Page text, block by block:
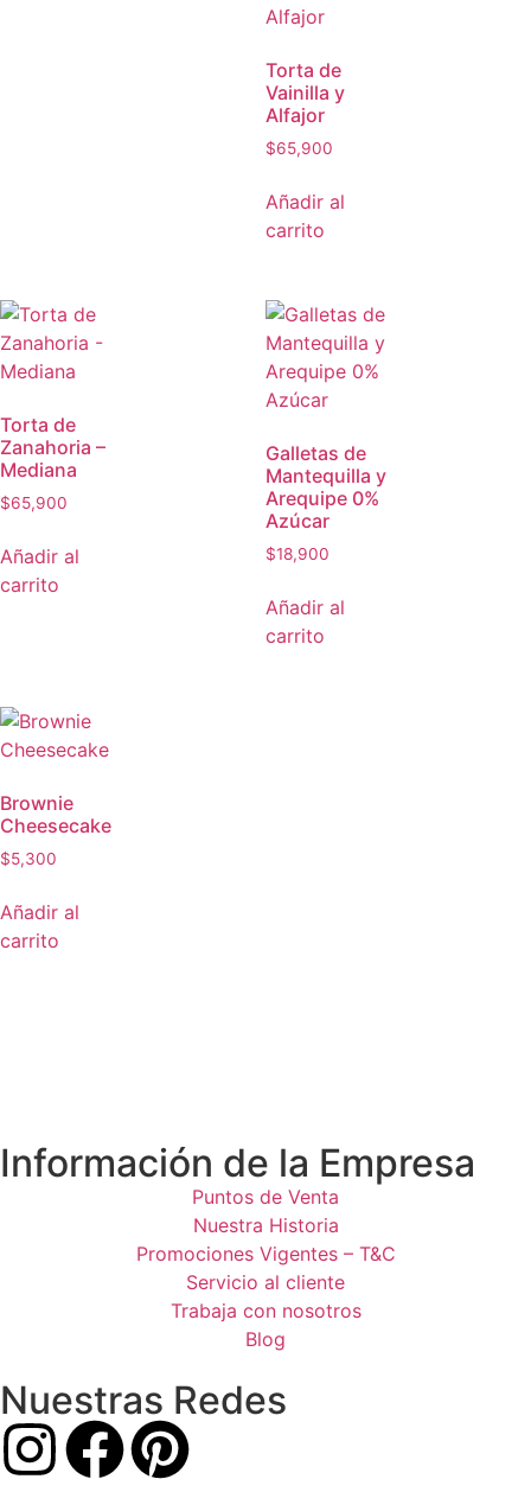
Torta de
Vainilla y
Alfajor
$65,900
Añadir al
carrito
Torta de
Zanahoria –
Mediana
$65,900
Añadir al
carrito
Galletas de
Mantequilla y
Arequipe 0%
Azúcar
$18,900
Añadir al
carrito
Brownie
Cheesecake
$5,300
Añadir al
carrito
Información de la Empresa
Puntos de Venta
Nuestra Historia
Promociones Vigentes – T&C
Servicio al cliente
Trabaja con nosotros
Blog
Nuestras Redes